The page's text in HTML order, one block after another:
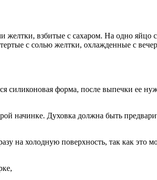
взбитые с сахаром. На одно яйцо
с солью желтки, охлажденные с
силиконовая форма, после выпечки ее
начинке. Духовка должна быть
на холодную поверхность, так как это